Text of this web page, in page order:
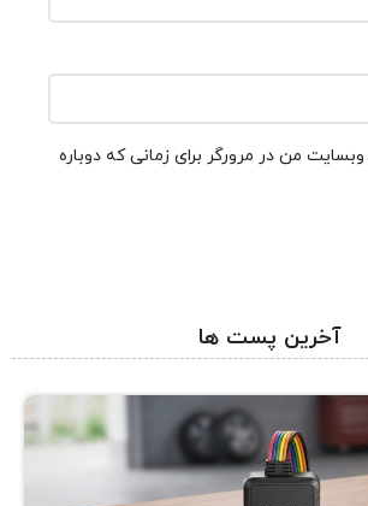
وبسایت من در مرورگر برای زمانی که دوباره
آخرین پست ها